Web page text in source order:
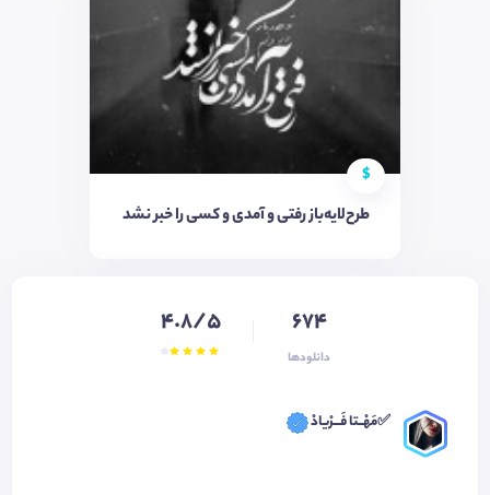
$
طرح‌لایه‌باز رفتی و آمدی و کسی را خبر نشد
674
دانلودها
4.8/5
✅مَهْــتا فَـــرْیادْ